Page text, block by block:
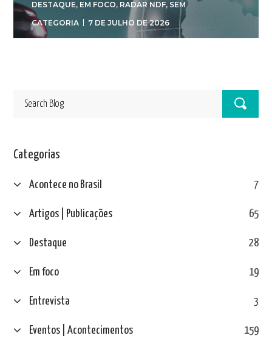
DESTAQUE, EM FOCO, RADAR NDF, SEM
CATEGORIA
7 DE JULHO DE 2026
Categorias
Acontece no Brasil 7
Artigos | Publicações 65
Destaque 28
Em foco 19
Entrevista 3
Eventos | Acontecimentos 159